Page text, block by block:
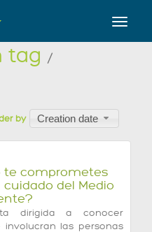
tag /
by Creation date
te comprometes
cuidado del Medio
dirigida a conocer
las personas